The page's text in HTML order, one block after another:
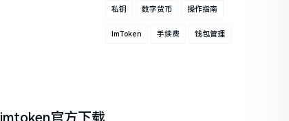
私钥 数字货币 操作指南
ImToken 手续费 钱包管理